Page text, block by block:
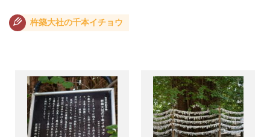
杵築大社の千本イチョウ